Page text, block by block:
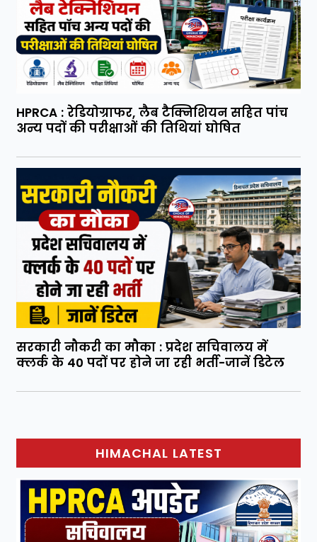
HPRCA : रेडियोग्राफर, लैब टैक्निशियन सहित पांच
अन्य पदों की परीक्षाओं की तिथियां घोषित
सरकारी नौकरी का मौका : प्रदेश सचिवालय में
क्लर्क के 40 पदों पर होने जा रही भर्ती-जानें डिटेल
HIMACHAL LATEST